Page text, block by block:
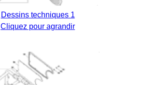
Dessins techniques 1
Cliquez pour agrandir